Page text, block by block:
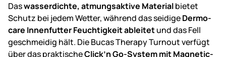
Daswasserdichte, atmungsaktive Materialbietet
Schutz bei jedem Wetter, während das seidigeDermo-
care Innenfutter Feuchtigkeit ableitetund das Fell
geschmeidig hält. Die Bucas Therapy Turnout verfügt
über das praktischeClick’n Go-System mit Magnetic-